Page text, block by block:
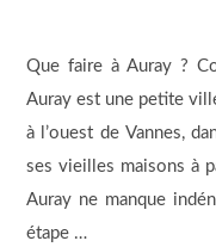
Que faire à Auray ?
Auray est une petite
à l’ouest de Vannes,
ses vieilles maisons à
Auray ne manque
étape …